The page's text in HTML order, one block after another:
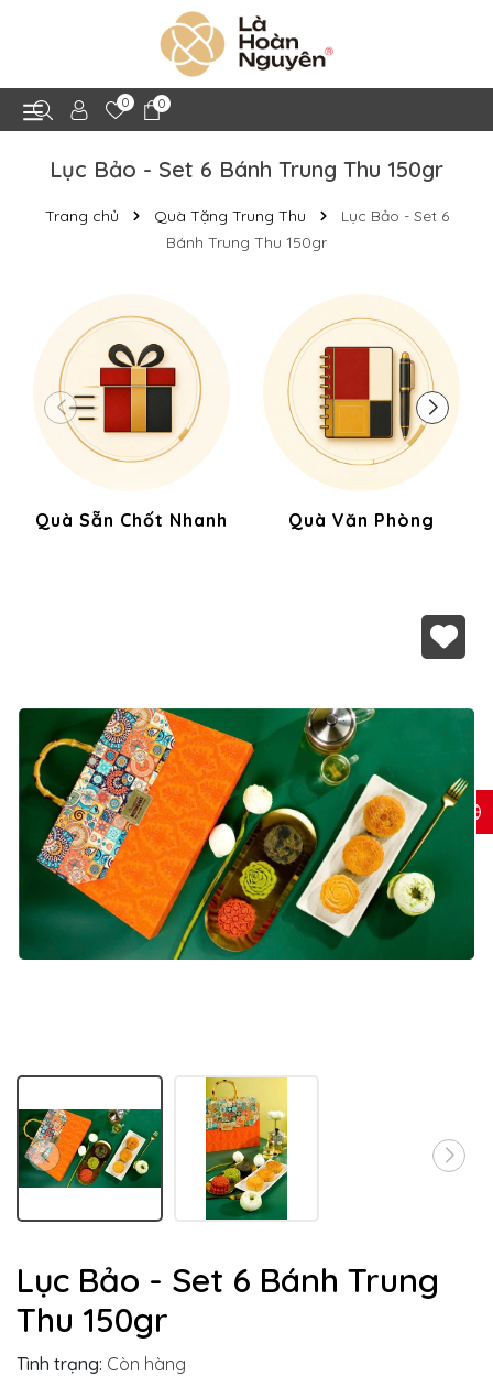
0 0
Lục Bảo - Set 6 Bánh Trung Thu 150gr
Trang chủ Quà Tặng Trung Thu
Lục Bảo - Set 6
Bánh Trung Thu 150gr
Quà Sẵn Chốt Nhanh Quà Văn Phòng
Lục Bảo - Set 6 Bánh Trung
Thu 150gr
Tình trạng: Còn hàng